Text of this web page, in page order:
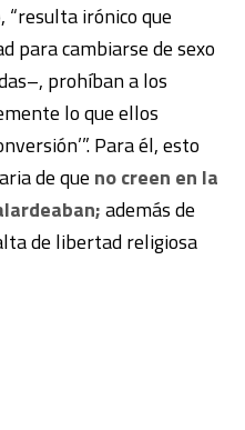
“resulta irónico que
para cambiarse de sexo
prohíban a los
lo que ellos
Para él, esto
de que no creen en la
además de
de libertad religiosa